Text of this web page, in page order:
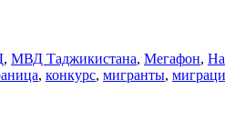
, МВД Таджикистана, Мегафон,
, конкурс, мигранты,